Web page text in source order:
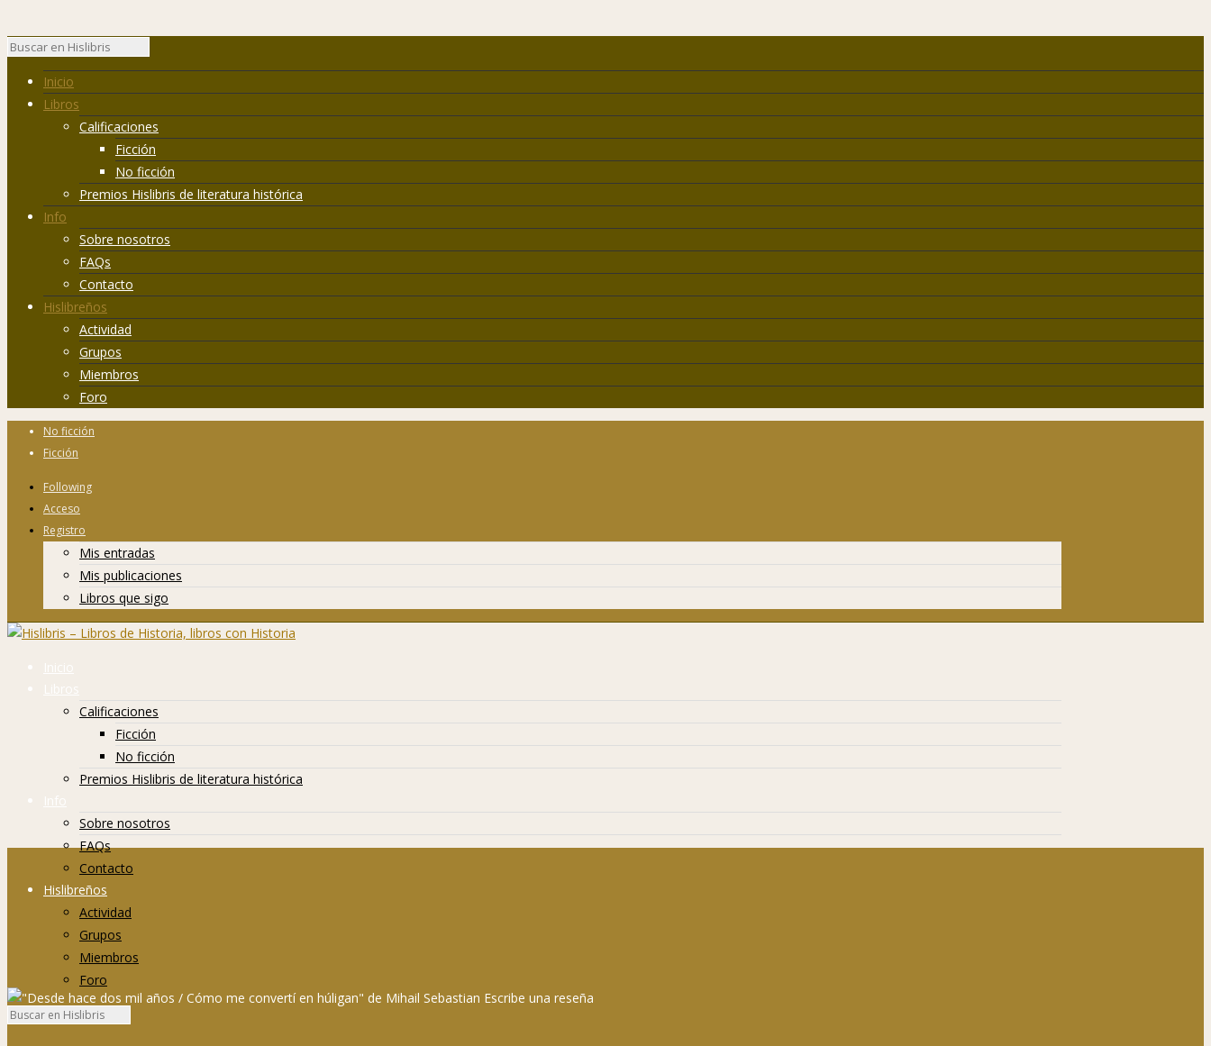
Inicio
Libros
Calificaciones
Ficción
No ficción
Premios Hislibris de literatura histórica
Info
Sobre nosotros
FAQs
Contacto
Hislibreños
Actividad
Grupos
Miembros
Foro
No ficción
Ficción
Following
Acceso
Registro
Mis entradas
Mis publicaciones
Libros que sigo
Inicio
Libros
Calificaciones
Ficción
No ficción
Premios Hislibris de literatura histórica
Info
Sobre nosotros
FAQs
Contacto
Hislibreños
Actividad
Grupos
Miembros
Foro